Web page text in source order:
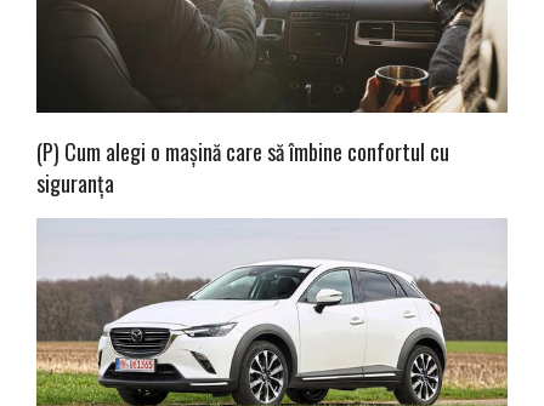
(P) Cum alegi o mașină care să îmbine confortul cu
siguranța